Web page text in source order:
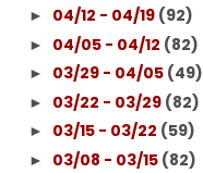
► 04/12 - 04/19 (92)
► 04/05 - 04/12 (82)
► 03/29 - 04/05 (49)
► 03/22 - 03/29 (82)
► 03/15 - 03/22 (59)
► 03/08 - 03/15 (82)